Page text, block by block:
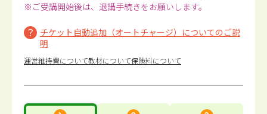
※ご受講開始後は、退講手続きをお願いします。
チケット自動追加（オートチャージ）についてのご説
明
運営維持費について教材について保険料について